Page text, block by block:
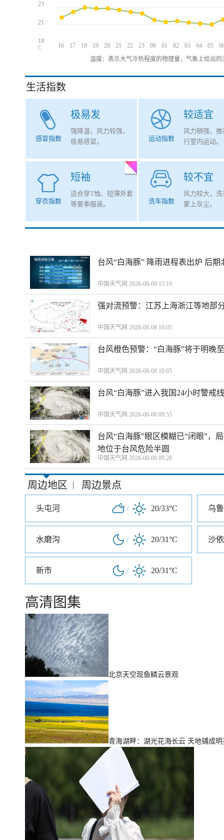
16 17 18 19 20 21 22 23 00 01 02 03 04 05
23
21
19
℃
温度：表示大气冷热程度的物理量，气象上给出
生活指数
极易发
感冒指数
强降温，风力较强，
极易感冒。
较适宜
运动指数
风力稍强，
行室内运动。
短袖
穿衣指数
适合穿T恤、短薄外套
等夏季服装。
较不宜
洗车指数
风力较大，
蒙上灰尘。
台风“白海豚” 降雨进程表出炉 后
中国天气网 2026-08-08 13:19
强对流预警：江苏上海浙江等地部
中国天气网 2026-08-08 10:05
台风橙色预警：“白海豚”将于明晚
中国天气网 2026-08-08 10:05
台风“白海豚”进入我国24小时警戒
中国天气网 2026-08-08 09:55
台风“白海豚”眼区模糊已“闭眼”，
地位于台风危险半圆
中国天气网 2026-08-08 09:28
周边地区 | 周边景点
头屯河 / 20/33°C 乌
水磨沟 / 20/31°C 沙
新市 / 20/31°C
高清图集
北京天空现鱼鳞云景观
青海湖畔：湖光花海长云 天地铺成